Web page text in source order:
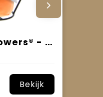
No Water Flowers® - Formz classic
Bekijk